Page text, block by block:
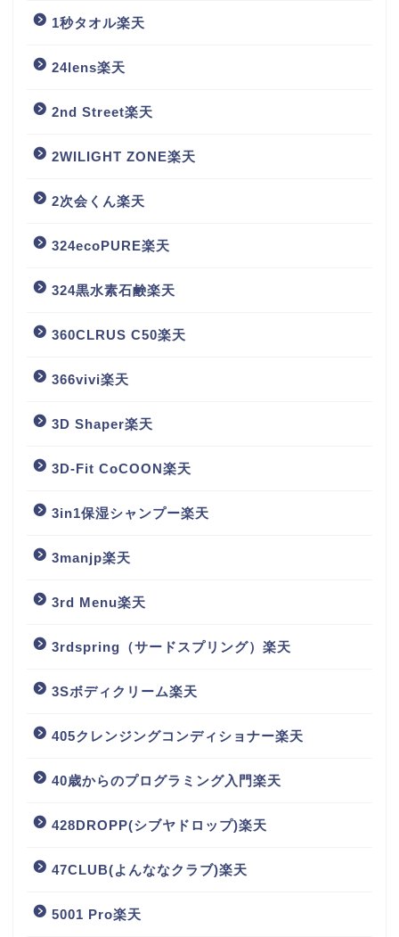
1秒タオル楽天
24lens楽天
2nd Street楽天
2WILIGHT ZONE楽天
2次会くん楽天
324ecoPURE楽天
324黒水素石鹸楽天
360CLRUS C50楽天
366vivi楽天
3D Shaper楽天
3D-Fit CoCOON楽天
3in1保湿シャンプー楽天
3manjp楽天
3rd Menu楽天
3rdspring（サードスプリング）楽天
3Sボディクリーム楽天
405クレンジングコンディショナー楽天
40歳からのプログラミング入門楽天
428DROPP(シブヤドロップ)楽天
47CLUB(よんななクラブ)楽天
5001 Pro楽天